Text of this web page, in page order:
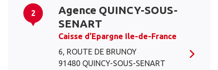
2
Agence QUINCY-SOUS-
SENART
Caisse d’Epargne Ile-de-France
6, ROUTE DE BRUNOY
91480 QUINCY-SOUS-SENART